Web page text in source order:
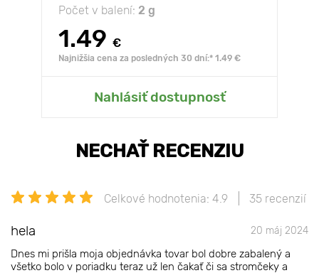
Počet v balení: 2 g
1.49 €
Najnižšia cena za posledných 30 dní:* 1.49 €
Nahlásiť dostupnosť
NECHAŤ RECENZIU
Celkové hodnotenia: 4.9 35 recenzií
hela 20 máj 2024
Dnes mi prišla moja objednávka tovar bol dobre zabalený a
všetko bolo v poriadku teraz už len čakať či sa stromčeky a